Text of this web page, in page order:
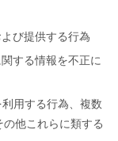
び提供する行為
する情報を不正に
用する行為、複数
他これらに類する